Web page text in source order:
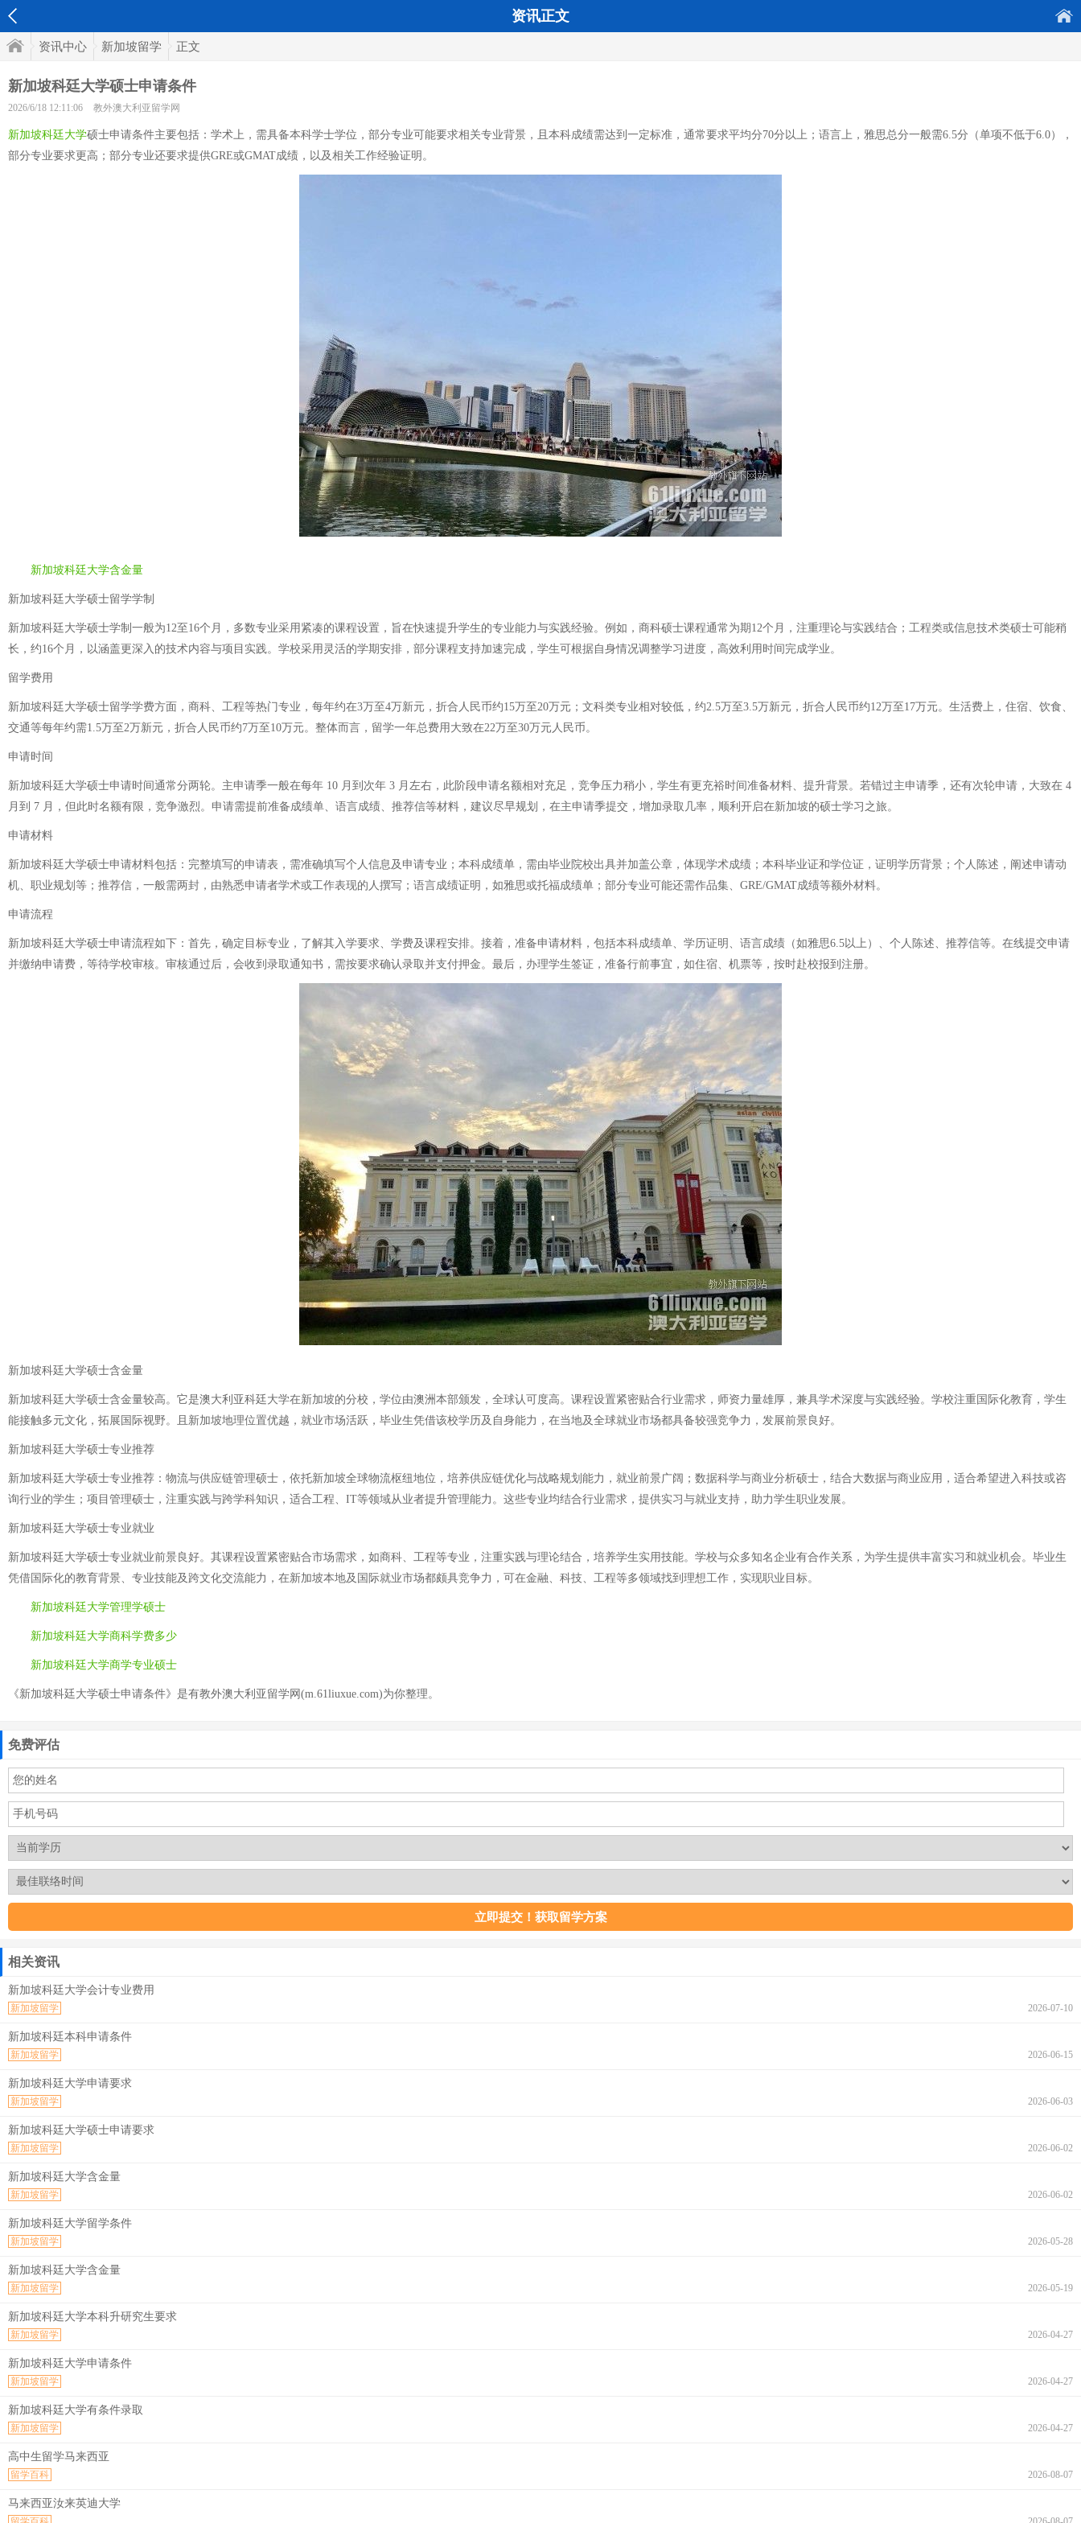
资讯正文
资讯中心 新加坡留学 正文
新加坡科廷大学硕士申请条件
2026/6/18 12:11:06 教外澳大利亚留学网
新加坡科廷大学硕士申请条件主要包括：学术上，需具备本科学士学位，部分专业可能要求相关专业背景，且本科成绩需达到一定标准，通常要求平均分70分以上；语言上，雅思总分一般需6.5分（单项不低于6.0），
部分专业要求更高；部分专业还要求提供GRE或GMAT成绩，以及相关工作经验证明。
新加坡科廷大学含金量
新加坡科廷大学硕士留学学制
新加坡科廷大学硕士学制一般为12至16个月，多数专业采用紧凑的课程设置，旨在快速提升学生的专业能力与实践经验。例如，商科硕士课程通常为期12个月，注重理论与实践结合；工程类或信息技术类硕士可能稍
长，约16个月，以涵盖更深入的技术内容与项目实践。学校采用灵活的学期安排，部分课程支持加速完成，学生可根据自身情况调整学习进度，高效利用时间完成学业。
留学费用
新加坡科廷大学硕士留学学费方面，商科、工程等热门专业，每年约在3万至4万新元，折合人民币约15万至20万元；文科类专业相对较低，约2.5万至3.5万新元，折合人民币约12万至17万元。生活费上，住宿、饮食、
交通等每年约需1.5万至2万新元，折合人民币约7万至10万元。整体而言，留学一年总费用大致在22万至30万元人民币。
申请时间
新加坡科廷大学硕士申请时间通常分两轮。主申请季一般在每年 10 月到次年 3 月左右，此阶段申请名额相对充足，竞争压力稍小，学生有更充裕时间准备材料、提升背景。若错过主申请季，还有次轮申请，大致在 4
月到 7 月，但此时名额有限，竞争激烈。申请需提前准备成绩单、语言成绩、推荐信等材料，建议尽早规划，在主申请季提交，增加录取几率，顺利开启在新加坡的硕士学习之旅。
申请材料
新加坡科廷大学硕士申请材料包括：完整填写的申请表，需准确填写个人信息及申请专业；本科成绩单，需由毕业院校出具并加盖公章，体现学术成绩；本科毕业证和学位证，证明学历背景；个人陈述，阐述申请动
机、职业规划等；推荐信，一般需两封，由熟悉申请者学术或工作表现的人撰写；语言成绩证明，如雅思或托福成绩单；部分专业可能还需作品集、GRE/GMAT成绩等额外材料。
申请流程
新加坡科廷大学硕士申请流程如下：首先，确定目标专业，了解其入学要求、学费及课程安排。接着，准备申请材料，包括本科成绩单、学历证明、语言成绩（如雅思6.5以上）、个人陈述、推荐信等。在线提交申请
并缴纳申请费，等待学校审核。审核通过后，会收到录取通知书，需按要求确认录取并支付押金。最后，办理学生签证，准备行前事宜，如住宿、机票等，按时赴校报到注册。
新加坡科廷大学硕士含金量
新加坡科廷大学硕士含金量较高。它是澳大利亚科廷大学在新加坡的分校，学位由澳洲本部颁发，全球认可度高。课程设置紧密贴合行业需求，师资力量雄厚，兼具学术深度与实践经验。学校注重国际化教育，学生
能接触多元文化，拓展国际视野。且新加坡地理位置优越，就业市场活跃，毕业生凭借该校学历及自身能力，在当地及全球就业市场都具备较强竞争力，发展前景良好。
新加坡科廷大学硕士专业推荐
新加坡科廷大学硕士专业推荐：物流与供应链管理硕士，依托新加坡全球物流枢纽地位，培养供应链优化与战略规划能力，就业前景广阔；数据科学与商业分析硕士，结合大数据与商业应用，适合希望进入科技或咨
询行业的学生；项目管理硕士，注重实践与跨学科知识，适合工程、IT等领域从业者提升管理能力。这些专业均结合行业需求，提供实习与就业支持，助力学生职业发展。
新加坡科廷大学硕士专业就业
新加坡科廷大学硕士专业就业前景良好。其课程设置紧密贴合市场需求，如商科、工程等专业，注重实践与理论结合，培养学生实用技能。学校与众多知名企业有合作关系，为学生提供丰富实习和就业机会。毕业生
凭借国际化的教育背景、专业技能及跨文化交流能力，在新加坡本地及国际就业市场都颇具竞争力，可在金融、科技、工程等多领域找到理想工作，实现职业目标。
新加坡科廷大学管理学硕士
新加坡科廷大学商科学费多少
新加坡科廷大学商学专业硕士
《新加坡科廷大学硕士申请条件》是有教外澳大利亚留学网(m.61liuxue.com)为你整理。
免费评估
相关资讯
新加坡科廷大学会计专业费用
2026-07-10
新加坡留学
新加坡科廷本科申请条件
2026-06-15
新加坡留学
新加坡科廷大学申请要求
2026-06-03
新加坡留学
新加坡科廷大学硕士申请要求
2026-06-02
新加坡留学
新加坡科廷大学含金量
2026-06-02
新加坡留学
新加坡科廷大学留学条件
2026-05-28
新加坡留学
新加坡科廷大学含金量
2026-05-19
新加坡留学
新加坡科廷大学本科升研究生要求
2026-04-27
新加坡留学
新加坡科廷大学申请条件
2026-04-27
新加坡留学
新加坡科廷大学有条件录取
2026-04-27
新加坡留学
高中生留学马来西亚
2026-08-07
留学百科
马来西亚汝来英迪大学